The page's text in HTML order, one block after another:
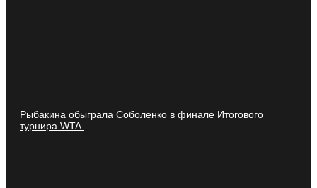
Рыбакина обыграла Соболенко в финале Итогового
турнира WTA.